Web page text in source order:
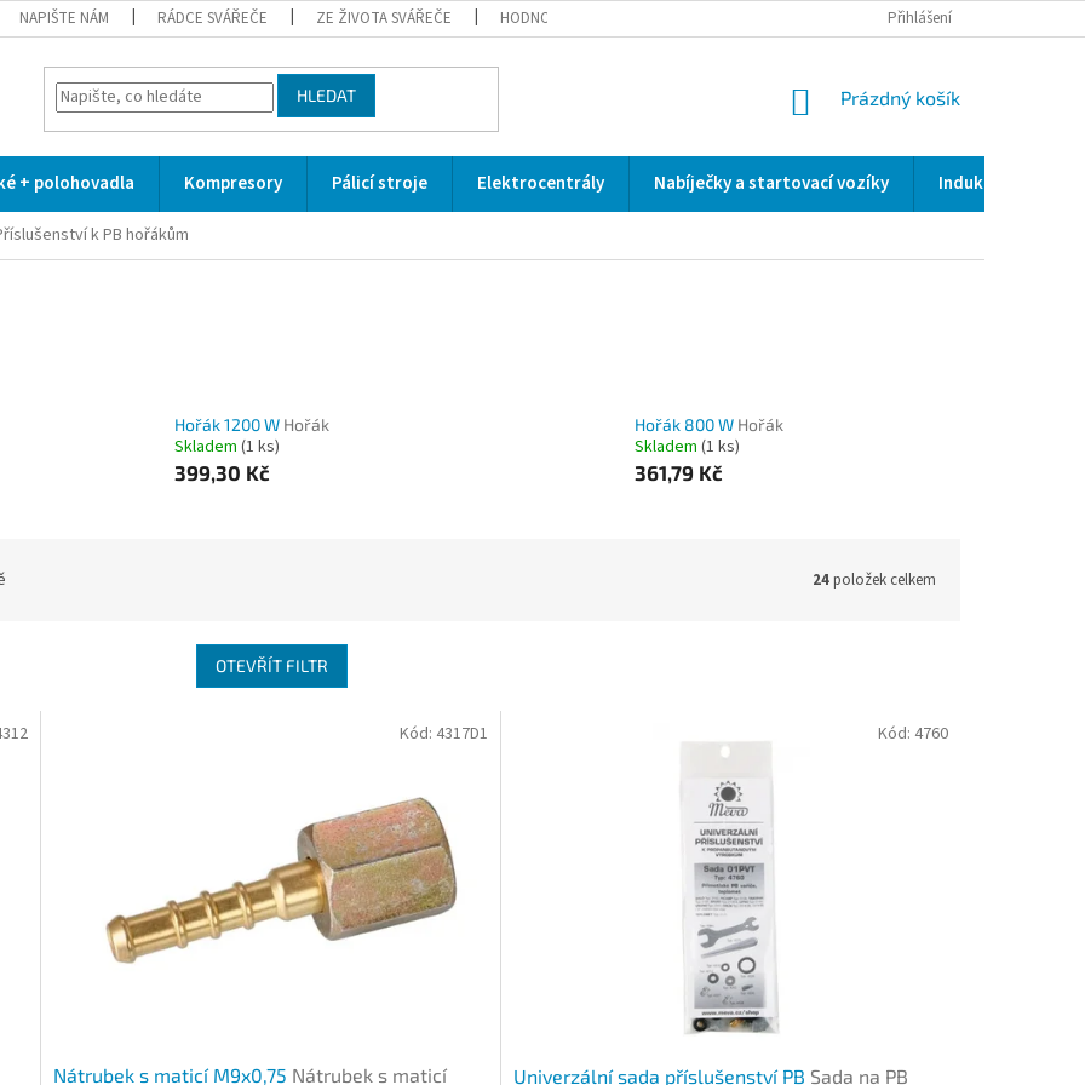
NAPIŠTE NÁM RÁDCE SVÁŘEČE ZE ŽIVOTA SVÁŘEČE HODNOCENÍ OBCHODU SERVIS / KALIBRACE / VALIDACE/ WELDSCANNER S3
Přihlášení
HLEDAT
NÁKUPNÍ
Prázdný košík
+ polohovadla Kompresory Pálicí stroje Elektrocentrály Nabíječky a startovací vozíky Indukční a
k PB hořákům
Hořák 1200 W Hořák
Skladem(1 ks)
399,30 Kč
Hořák 800 W Hořák
Skladem (1 ks)
361,79 Kč
24položek celkem
OTEVŘÍT FILTR
Nátrubek s maticí M9x0,75 Nátrubek s maticí
Kód: 4317D1
Univerzální sada příslušenství PB Sada na PB
Kód: 4760